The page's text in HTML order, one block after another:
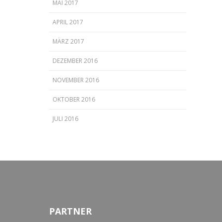
MAI 2017
APRIL 2017
MÄRZ 2017
DEZEMBER 2016
NOVEMBER 2016
OKTOBER 2016
JULI 2016
PARTNER